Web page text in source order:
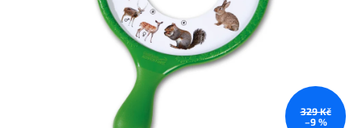
329 Kč
–9 %